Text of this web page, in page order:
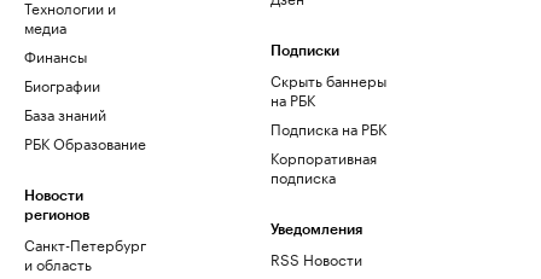
Технологии и
медиа
Финансы
Биографии
База знаний
РБК Образование
Новости
регионов
Санкт-Петербург
и область
Подписки
Скрыть баннеры
на РБК
Подписка на РБК
Корпоративная
подписка
Уведомления
RSS Новости